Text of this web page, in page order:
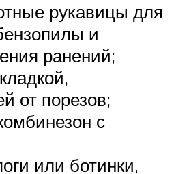
рукавицы для
и
ранений;
от порезов;
с
или ботинки,